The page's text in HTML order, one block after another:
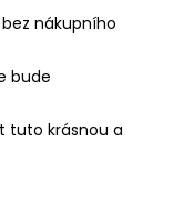
nákupního
bude
tuto krásnou a